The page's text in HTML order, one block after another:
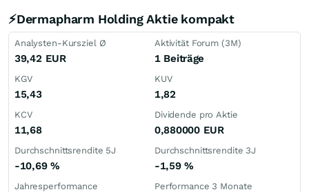
⚡Dermapharm Holding Aktie kompakt
Analysten-Kursziel Ø
39,42 EUR
Aktivität Forum (3M)
1 Beiträge
KGV
15,43
KUV
1,82
KCV
11,68
Dividende pro Aktie
0,880000 EUR
Durchschnittsrendite 5J
-10,69 %
Durchschnittsrendite 3J
-1,59%
Jahresperformance Performance 3 Monate